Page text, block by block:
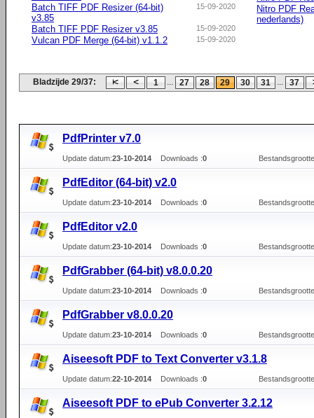
15-09-2020
Batch TIFF PDF Resizer (64-bit)
v3.85
15-09-2020
Batch TIFF PDF Resizer v3.85
15-09-2020
Vulcan PDF Merge (64-bit) v1.1.2
Nitro PDF
nederlands)
Bladzijde 29/37: 1 ... 27 28 29 30 31 ... 37
PdfPrinter v7.0
Update datum:23-10-2014 Downloads :0
PdfEditor (64-bit) v2.0
Update datum:23-10-2014 Downloads :0
PdfEditor v2.0
Update datum:23-10-2014 Downloads :0
PdfGrabber (64-bit) v8.0.0.20
Update datum:23-10-2014 Downloads :0
PdfGrabber v8.0.0.20
Update datum:23-10-2014 Downloads :0
Aiseesoft PDF to Text Converter v3.1.8
Update datum:22-10-2014 Downloads :0
Aiseesoft PDF to ePub Converter 3.2.12